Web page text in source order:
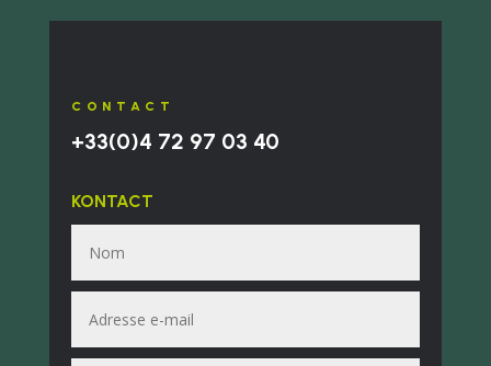
CONTACT
+33(0)4 72 97 03 40
KONTACT